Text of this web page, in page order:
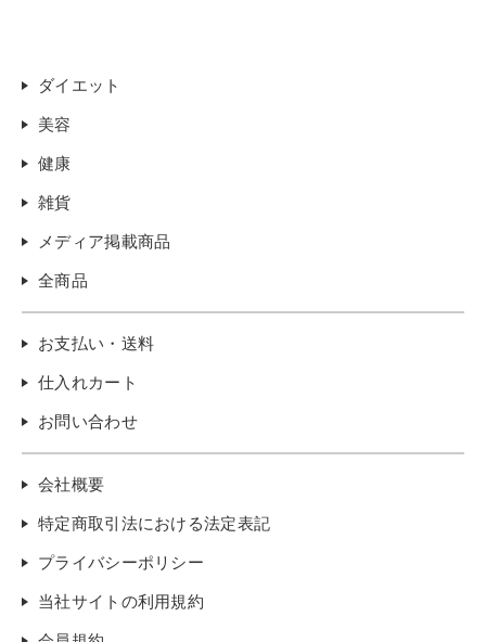
ダイエット
美容
健康
雑貨
メディア掲載商品
全商品
お支払い・送料
仕入れカート
お問い合わせ
会社概要
特定商取引法における法定表記
プライバシーポリシー
当社サイトの利用規約